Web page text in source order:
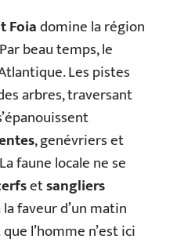
Foiadomine la région
beau temps, le
Les pistes
arbres, traversant
, genévriers et
faune locale ne se
etsangliers
faveur d’un matin
l’homme n’est ici